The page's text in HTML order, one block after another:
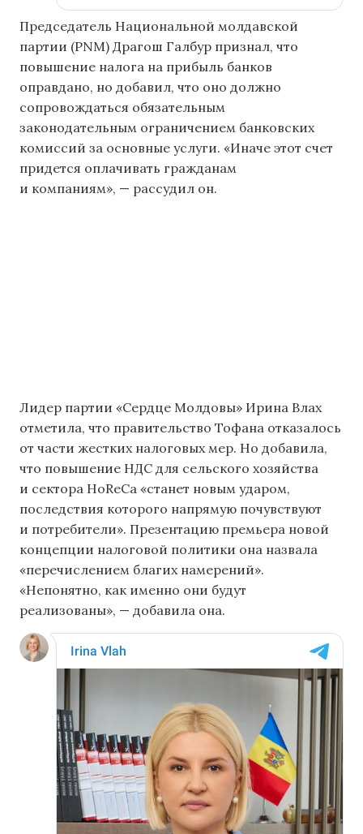
Председатель Национальной молдавской
партии (PNM) Драгош Галбур признал, что
повышение налога на прибыль банков
оправдано, но добавил, что оно должно
сопровождаться обязательным
законодательным ограничением банковских
комиссий за основные услуги. «Иначе этот счет
придется оплачивать гражданам
и компаниям», — рассудил он.
Лидер партии «Сердце Молдовы» Ирина Влах
отметила, что правительство Тофана отказалось
от части жестких налоговых мер. Но добавила,
что повышение НДС для сельского хозяйства
и сектора HoReCa «станет новым ударом,
последствия которого напрямую почувствуют
и потребители». Презентацию премьера новой
концепции налоговой политики она назвала
«перечислением благих намерений».
«Непонятно, как именно они будут
реализованы», — добавила она.